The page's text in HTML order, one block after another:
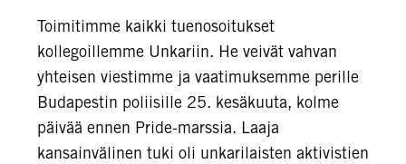
Toimitimme kaikki tuenosoitukset
kollegoillemme Unkariin. He veivät vahvan
yhteisen viestimme ja vaatimuksemme perille
Budapestin poliisille 25. kesäkuuta, kolme
päivää ennen Pride-marssia. Laaja
kansainvälinen tuki oli unkarilaisten aktivistien